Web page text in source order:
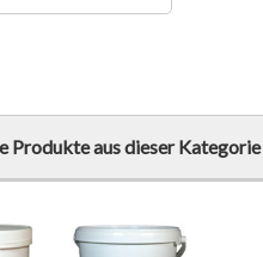
Produkte aus dieser Kategorie